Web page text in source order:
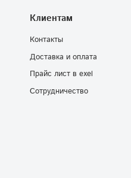
Клиентам
Контакты
Доставка и оплата
Прайс лист в exel
Сотрудничество